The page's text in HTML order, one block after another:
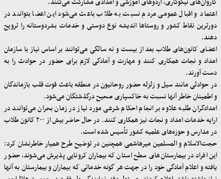
اعتماد و اقبال عمومی مردم نسبت به طلاب باعث می‌شود این اعضا بتوانند در
دورترین نقاط کشور و روستاها اندیشه نوع دوستی و خدمات بشردوستانه را ترویج
دهند.
اعضای کانون‌های طلاب بعد از بیست‌ و نه سالگی می‌توانند بر اساس نیاز با سازمان
امداد و نجات همکاری کنند و مهارت و آمادگی لازم برای حضور در حوادث را به
دست آورند.
در حوادثی مانند سیل و زلزله حضور روحانیون در منطقه باعث قوت قلب بازماندگان
و اطمینان خاطر آنها نسبت به خاکسپاری صحیح درگذشتگان می‌شود.
امدادگران طلبه علاوه بر انجام احکام شرعی مورد نیاز در زمان بحران می‌توانند در
ارایه خدمات امداد و نجات نیز همکاری کنند. در حال حاضر بیش از ۲۰۰ کانون طلاب
در مدارس و حوزه‌های علمیه کشور تأسیس شده است.
حجت‌الاسلام‌ و المسلمین میرهاشمی همچنین در توضیح طرح همیار خاطرنشان کرد:
این افراد در بیمارستان‌های سطح استان که بیماران کرونایی پذیرش می‌شوند، حضور
یافته و اعلام آمادگی خود را در جهت هر گونه خدماتی که بیماران و بیمارستان به آنها